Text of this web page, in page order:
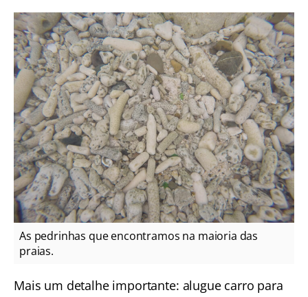
As pedrinhas que encontramos na maioria das
praias.
Mais um detalhe importante: alugue carro para